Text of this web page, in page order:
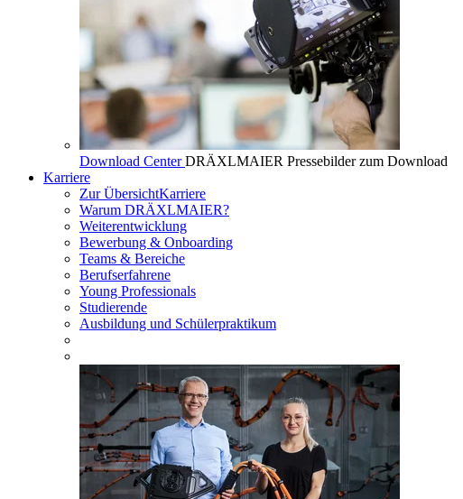
Download CenterDRÄXLMAIER Pressebilder zum Download
Karriere
Zur ÜbersichtKarriere
Warum DRÄXLMAIER?
Weiterentwicklung
Bewerbung & Onboarding
Teams & Bereiche
Berufserfahrene
Young Professionals
Studierende
Ausbildung und Schülerpraktikum